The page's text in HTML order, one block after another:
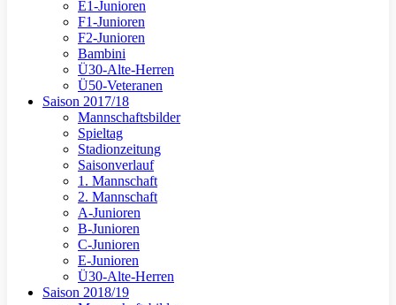
E1-Junioren
F1-Junioren
F2-Junioren
Bambini
Ü30-Alte-Herren
Ü50-Veteranen
Saison 2017/18
Mannschaftsbilder
Spieltag
Stadionzeitung
Saisonverlauf
1. Mannschaft
2. Mannschaft
A-Junioren
B-Junioren
C-Junioren
E-Junioren
Ü30-Alte-Herren
Saison 2018/19